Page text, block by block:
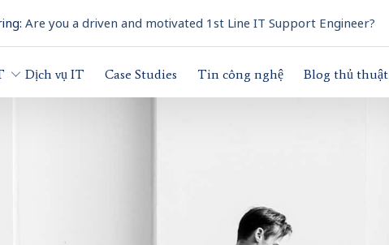
Are you a driven and motivated 1st Line IT Support Engineer?
Dịch vụ IT Case Studies Tin công nghệ Blog thủ thuật